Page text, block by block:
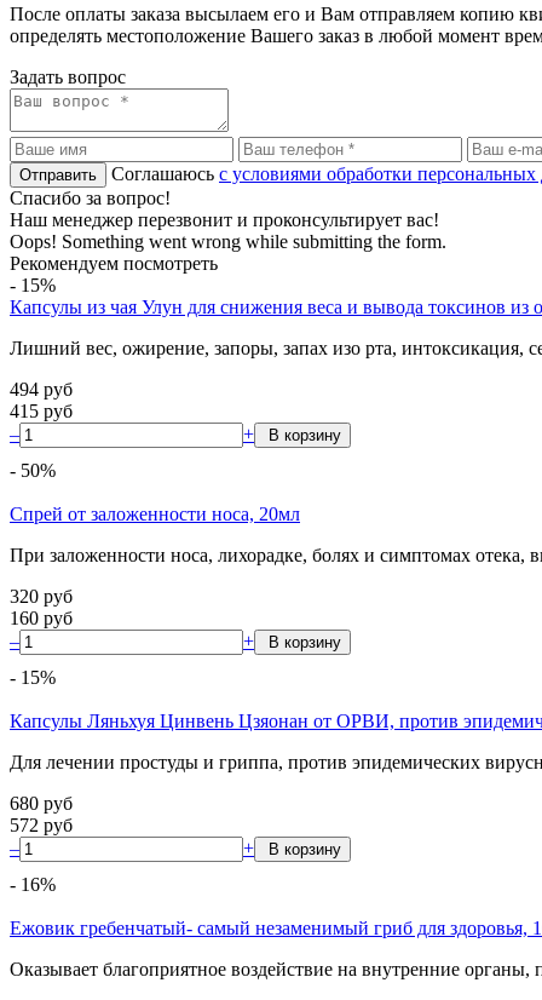
После оплаты заказа высылаем его и Вам отправляем копию
определять местоположение Вашего заказ в любой момент
Задать вопрос
Соглашаюсь с условиями обработки
Спасибо за вопрос!
Наш менеджер перезвонит и проконсультирует вас!
Oops! Something went wrong while submitting the form.
Рекомендуем посмотреть
- 15%
Капсулы из чая Улун для снижения веса и вывода токсинов из
Лишний вес, ожирение, запоры, запах изо рта, интоксикация,
494 руб
415 руб
–
+
- 50%
Спрей от заложенности носа, 20мл
При заложенности носа, лихорадке, болях и симптомах
320 руб
160 руб
–
+
- 15%
Капсулы Ляньхуя Цинвень Цзяонан от ОРВИ, против
Для лечении простуды и гриппа, против эпидемических
680 руб
572 руб
–
+
- 16%
Ежовик гребенчатый- самый незаменимый гриб для здоровья,
Оказывает благоприятное воздействие на внутренние